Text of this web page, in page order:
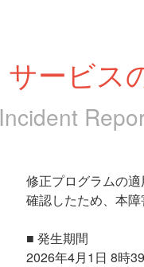
サービス
Incident
修正プログラムの
確認したため、本障
■ 発生期間
2026年4月1日 8時